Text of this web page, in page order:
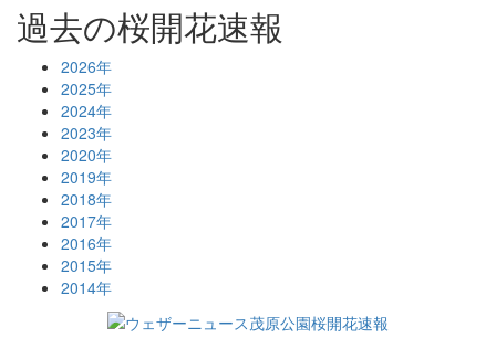
過去の桜開花速報
2026年
2025年
2024年
2023年
2020年
2019年
2018年
2017年
2016年
2015年
2014年